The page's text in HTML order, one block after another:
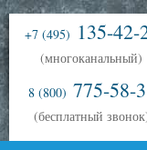
+7 (495) 135-42-
(многоканальный)
8 (800) 775-58-
(бесплатный